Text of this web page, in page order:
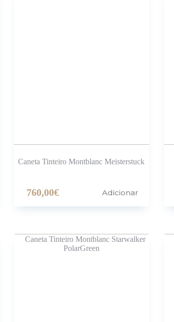
Caneta Tinteiro Montblanc Meisterstuck
760,00€ Adicionar